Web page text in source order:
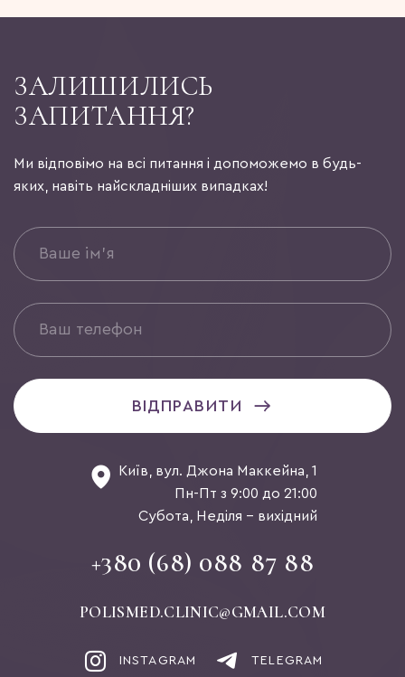
ЗАЛИШИЛИСЬ
ЗАПИТАННЯ?
Ми відповімо на всі питання і допоможемо в будь-
яких, навіть найскладніших випадках!
ВІДПРАВИТИ
Київ, вул. Джона Маккейна, 1
Пн-Пт з 9:00 до 21:00
Субота, Неділя - вихідний
+380 (68) 088 87 88
POLISMED.CLINIC@GMAIL.COM
INSTAGRAM TELEGRAM